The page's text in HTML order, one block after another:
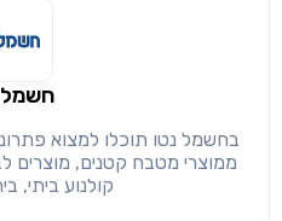
חשמל
בחשמל נטו תוכלו למצוא
ממוצרי מטבח קטנים, מוצרים
קולנוע ביתי,